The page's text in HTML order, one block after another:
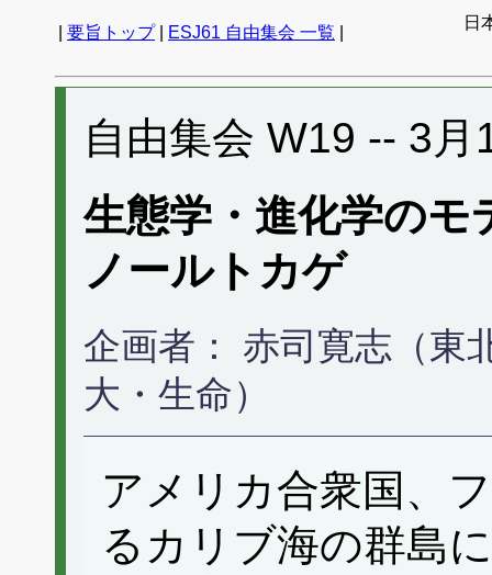
要旨トップ| ESJ61 自由集会 一覧
日
自由集会 W19 -- 3
生態学・進化学のモ
ノールトカゲ
企画者： 赤司寛志（東
大・生命）
アメリカ合衆国、
るカリブ海の群島